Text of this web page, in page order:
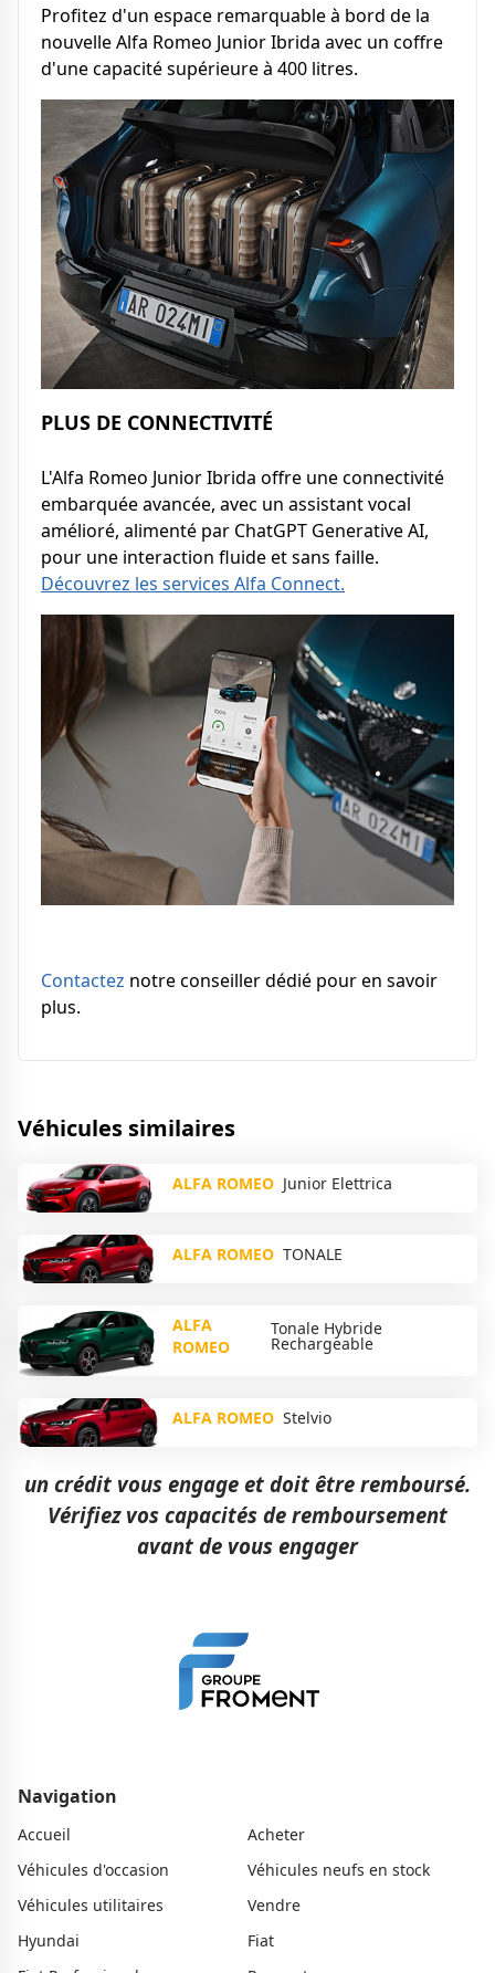
Profitez d'un espace remarquable à bord de la
nouvelle Alfa Romeo Junior Ibrida avec un coffre
d'une capacité supérieure à 400 litres.
PLUS DE CONNECTIVITÉ
L'Alfa Romeo Junior Ibrida offre une connectivité
embarquée avancée, avec un assistant vocal
amélioré, alimenté par ChatGPT Generative AI,
pour une interaction fluide et sans faille.
Découvrez les services Alfa Connect.
Contactez notre conseiller dédié pour en savoir
plus.
Véhicules similaires
ALFA ROMEO Junior Elettrica
ALFA ROMEO TONALE
ALFA
ROMEO
Tonale Hybride
Rechargeable
ALFA ROMEO Stelvio
un crédit vous engage et doit être remboursé.
Vérifiez vos capacités de remboursement
avant de vous engager
Navigation
Accueil
Acheter
Véhicules d'occasion
Véhicules neufs en stock
Véhicules utilitaires
Vendre
Hyundai
Fiat